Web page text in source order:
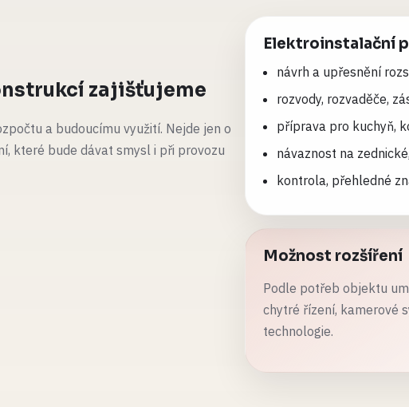
zajišťujeme
a budoucímu využití. Nejde jen o
které bude dávat smysl i při provozu
Elektroinstalační
návrh a upřesnění
rozvody, rozvaděče,
příprava pro kuchyň,
návaznost na
kontrola, přehledné
Možnost rozšíření
Podle potřeb objektu
chytré řízení, kamerové
technologie.